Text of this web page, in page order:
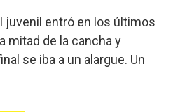
juvenil entró en los últimos
mitad de la cancha y
se iba a un alargue. Un